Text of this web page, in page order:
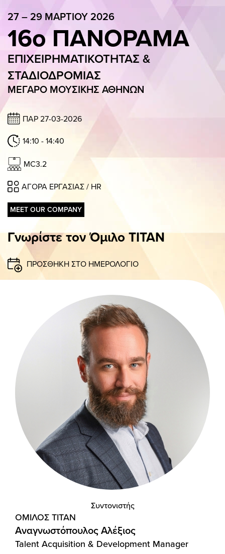
GALLERY
ΠΑΝΟΡΑΜΑ APP
ΓΙΑ ΕΠΙΧΕΙΡΗΣΕΙΣ
ΣΥΜΜΕΤΟΧΗ ΕΠΙΧΕΙΡΗΣΗΣ
16ο ΠΑΝΟΡΑΜΑ
ΕΠΙΧΕΙΡΗΜΑΤΙΚΟΤΗΤΑΣ &
ΜΕΓΑΡΟ ΜΟΥΣΙΚΗΣ ΑΘΗΝΩΝ
ΠΑΡ 13:00 – 20:15 / ΣΑΒ 11:30 – 19:00 / ΚΥΡ 11:30 – 20:00
OΜΙΛΗΤΕΣ ΠΡΟΓΡΑΜΜΑ
27 – 29 ΜΑΡΤΙΟΥ 2026
16ο ΠΑΝΟΡΑΜΑ
ΕΠΙΧΕΙΡΗΜΑΤΙΚΟΤΗΤΑΣ &
ΣΤΑΔΙΟΔΡΟΜΙΑΣ
ΜΕΓΑΡΟ ΜΟΥΣΙΚΗΣ ΑΘΗΝΩΝ
ΠΑΡ 27-03-2026
14:10 - 14:40
MC3.2
ΑΓΟΡΑ ΕΡΓΑΣΙΑΣ / HR
MEET OUR COMPANY
Γνωρίστε τον Όμιλο ΤΙΤΑΝ
ΠΡΟΣΘΗΚΗ ΣΤΟ ΗΜΕΡΟΛΟΓΙΟ
Συντονιστής
ΟΜΙΛΟΣ ΤΙΤΑΝ
Αναγνωστόπουλος Αλέξιος
Talent Acquisition & Development Manager